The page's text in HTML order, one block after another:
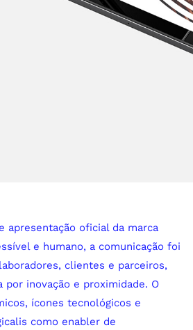
apresentação oficial da marca
e humano, a comunicação foi
clientes e parceiros,
por inovação e proximidade. O
ícones tecnológicos e
como enabler de